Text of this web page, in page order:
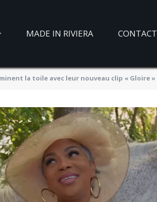
MADE IN RIVIERA CONTACT
la toile avec leur nouveau clip « Gloire »